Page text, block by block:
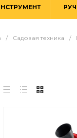
/ Садовая техника /